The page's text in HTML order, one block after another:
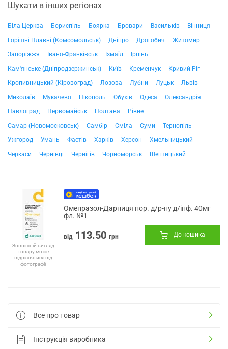
Шукати в інших регіонах
Біла Церква Бориспіль Боярка Бровари Васильків
Вінниця
Горішні Плавні (Комсомольськ)
Дніпро Дрогобич
Житомир
Запоріжжя
Івано-Франківськ Ізмаїл
Ірпінь
Кам'янське (Дніпродзержинськ)
Київ Кременчук
Кривий Ріг
Кропивницький (Кіровоград)
Лозова Лубни Луцьк
Львів
Миколаїв
Мукачево Нікополь Обухів Одеса
Олександрія
Павлоград
Первомайськ Полтава
Рівне
Самар (Новомосковськ)
Самбір Сміла Суми
Тернопіль
Ужгород
Умань Фастів Харків Херсон
Хмельницький
Черкаси
Чернівці Чернігів Чорноморськ Шептицький
Зовнішній вигляд
товару може
відрізнятися від
фотографії
Омепразол-Дарниця пор. д/р-ну д/інф. 40мг
фл. №1
від 113.50 грн До кошика
Все про товар
Інструкція виробника